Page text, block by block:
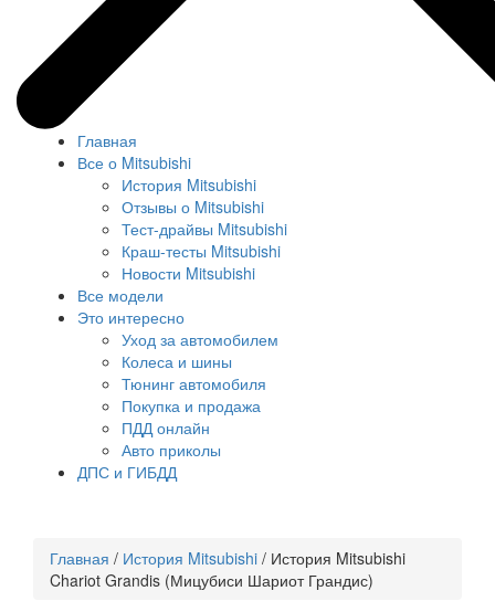
Главная
Все о Mitsubishi
История Mitsubishi
Отзывы о Mitsubishi
Тест-драйвы Mitsubishi
Краш-тесты Mitsubishi
Новости Mitsubishi
Все модели
Это интересно
Уход за автомобилем
Колеса и шины
Тюнинг автомобиля
Покупка и продажа
ПДД онлайн
Авто приколы
ДПС и ГИБДД
Главная / История Mitsubishi / История Mitsubishi
Chariot Grandis (Мицубиси Шариот Грандис)